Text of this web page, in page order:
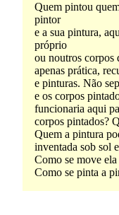
Quem pintou
pintor
e a sua pintura,
próprio
ou noutros corpos
apenas prática,
e pinturas. Não
e os corpos
funcionaria aqui
corpos pintados?
Quem a pintura
inventada sob sol
Como se move
Como se pinta a